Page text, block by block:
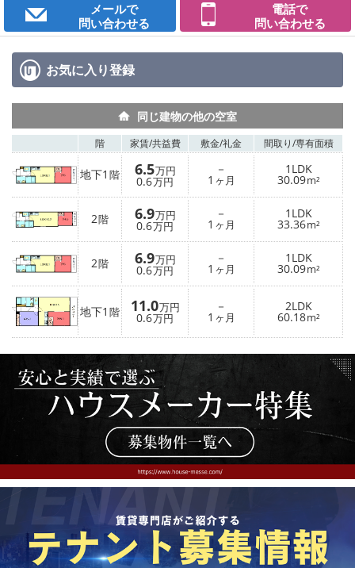
メールで
問い合わせる
電話で
問い合わせる
お気に入り登録
同じ建物の他の空室
階 家賃/共益費 敷金/礼金 間取り/専有面積
地下1 階 6.5万円
0.6万円
－
1 ヶ月
1LDK
30.09m²
2階 6.9万円
0.6万円
－
1 ヶ月
1LDK
33.36m²
2階 6.9万円
0.6万円
－
1 ヶ月
1LDK
30.09m²
地下1 階 11.0万円
0.6万円
－
1 ヶ月
2LDK
60.18m²